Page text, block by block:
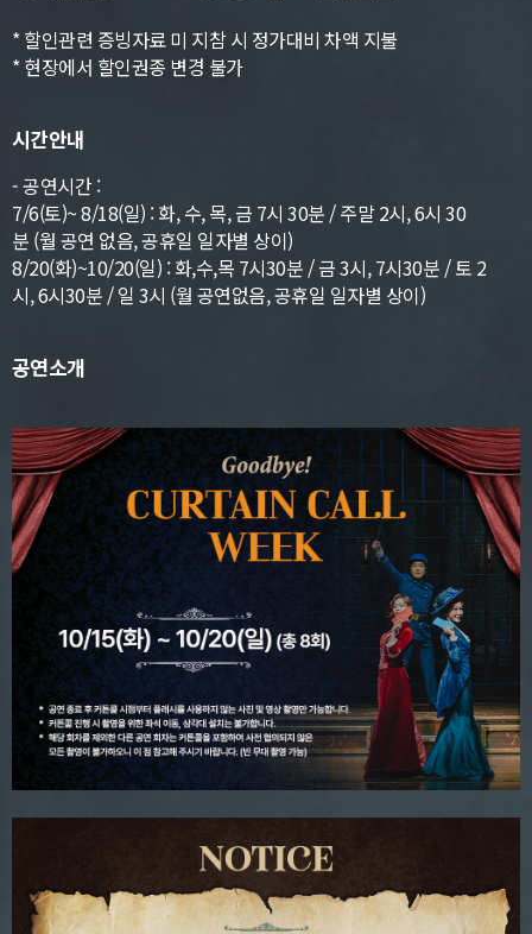
* 할인관련 증빙자료 미 지참 시 정가대비 차액 지불
* 현장에서 할인권종 변경 불가
시간안내
- 공연시간 :
7/6(토)~ 8/18(일) : 화, 수, 목, 금 7시 30분 / 주말 2시, 6시 30
분 (월 공연 없음, 공휴일 일자별 상이)
8/20(화)~10/20(일) : 화,수,목 7시30분 / 금 3시, 7시30분 / 토 2
시, 6시30분 / 일 3시 (월 공연없음, 공휴일 일자별 상이)
공연소개